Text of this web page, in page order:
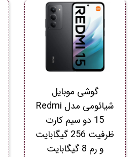
گوشی موبایل
شیائومی مدل Redmi
15 دو سیم کارت
ظرفیت 256 گیگابایت
و رم 8 گیگابایت